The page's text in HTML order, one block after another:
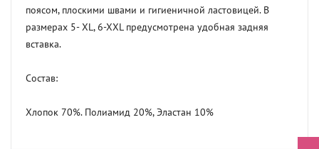
поясом, плоскими швами и гигиеничной ластовицей. В
размерах 5- XL, 6-XXL предусмотрена удобная задняя
вставка.
Состав:
Хлопок 70%. Полиамид 20%, Эластан 10%